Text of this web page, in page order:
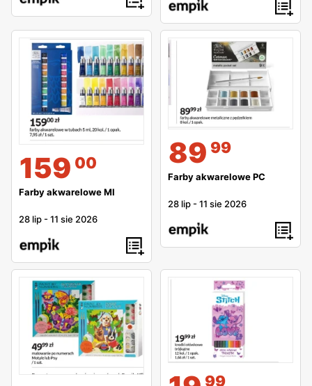
159 00
Farby akwarelowe MI
28 lip -11 sie 2026
89 99
Farby akwarelowe PC
28 lip -11 sie 2026
99